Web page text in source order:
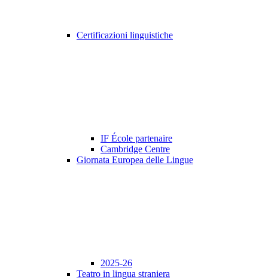
Certificazioni linguistiche
IF École partenaire
Cambridge Centre
Giornata Europea delle Lingue
2025-26
Teatro in lingua straniera